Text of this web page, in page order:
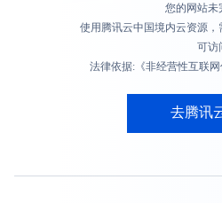
您的网站未
使用腾讯云中国境内云资源
可访
法律依据:《非经营性互联
去腾讯